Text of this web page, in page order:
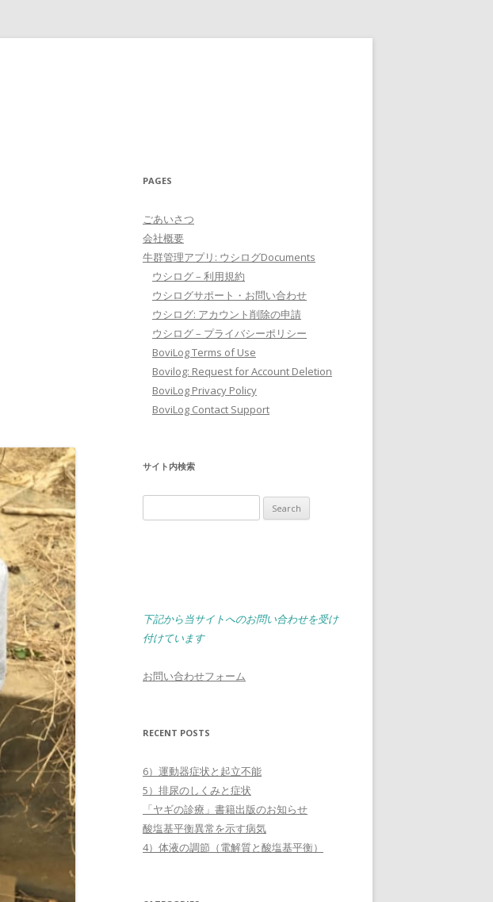
PAGES
ごあいさつ
会社概要
牛群管理アプリ: ウシログDocuments
ウシログ – 利用規約
ウシログサポート・お問い合わせ
ウシログ: アカウント削除の申請
ウシログ – プライバシーポリシー
BoviLog Terms of Use
Bovilog: Request for Account Deletion
BoviLog Privacy Policy
BoviLog Contact Support
サイト内検索
for:
下記から当サイトへのお問い合わせを受け
付けています
お問い合わせフォーム
RECENT POSTS
6）運動器症状と起立不能
5）排尿のしくみと症状
「ヤギの診療」書籍出版のお知らせ
酸塩基平衡異常を示す病気
4）体液の調節（電解質と酸塩基平衡）